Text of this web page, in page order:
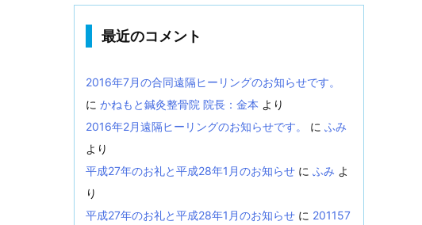
最近のコメント
2016年7月の合同遠隔ヒーリングのお知らせです。
に かねもと鍼灸整骨院 院長：金本 より
2016年2月遠隔ヒーリングのお知らせです。
に ふみ
より
平成27年のお礼と平成28年1月のお知らせ に ふみ よ
り
平成27年のお礼と平成28年1月のお知らせ に 201157